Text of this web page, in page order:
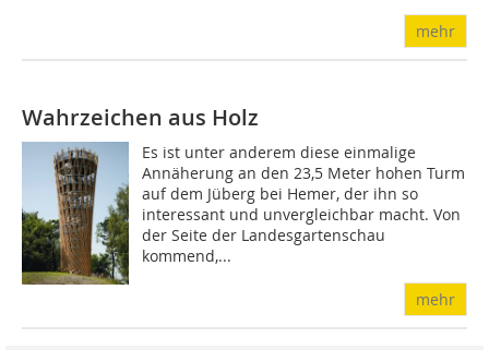
mehr
Wahrzeichen aus Holz
Es ist unter anderem diese einmalige
Annäherung an den 23,5 Meter hohen Turm
auf dem Jüberg bei Hemer, der ihn so
interessant und unvergleichbar macht. Von
der Seite der Landesgartenschau
kommend,...
mehr